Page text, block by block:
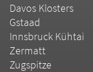
Davos Klosters
Gstaad
Innsbruck Kühtai
Zermatt
Zugspitze